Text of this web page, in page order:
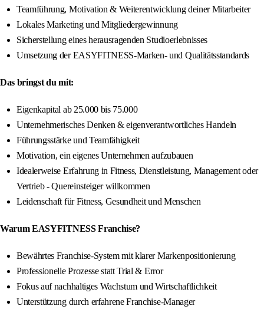
Teamführung, Motivation & Weiterentwicklung deiner Mitarbeiter
Lokales Marketing und Mitgliedergewinnung
Sicherstellung eines herausragenden Studioerlebnisses
Umsetzung der EASYFITNESS-Marken- und Qualitätsstandards
Das bringst du mit:
Eigenkapital ab 25.000 bis 75.000
Unternehmerisches Denken & eigenverantwortliches Handeln
Führungsstärke und Teamfähigkeit
Motivation, ein eigenes Unternehmen aufzubauen
Idealerweise Erfahrung in Fitness, Dienstleistung, Management oder
Vertrieb - Quereinsteiger willkommen
Leidenschaft für Fitness, Gesundheit und Menschen
Warum EASYFITNESS Franchise?
Bewährtes Franchise-System mit klarer Markenpositionierung
Professionelle Prozesse statt Trial & Error
Fokus auf nachhaltiges Wachstum und Wirtschaftlichkeit
Unterstützung durch erfahrene Franchise-Manager